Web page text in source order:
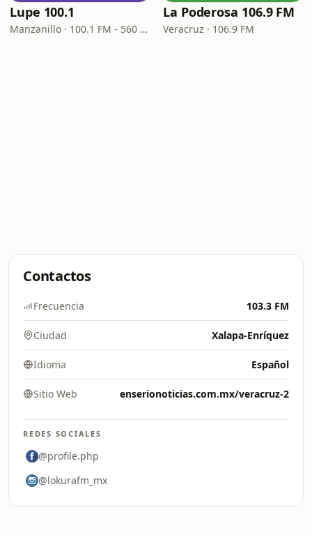
Lupe 100.1
Manzanillo · 100.1 FM - 560 AM
La Poderosa 106.9 FM
Veracruz · 106.9 FM
Contactos
Frecuencia 103.3 FM
Ciudad Xalapa-Enríquez
Idioma Español
Sitio Web enserionoticias.com.mx/veracruz-2
REDES SOCIALES
@profile.php
@lokurafm_mx